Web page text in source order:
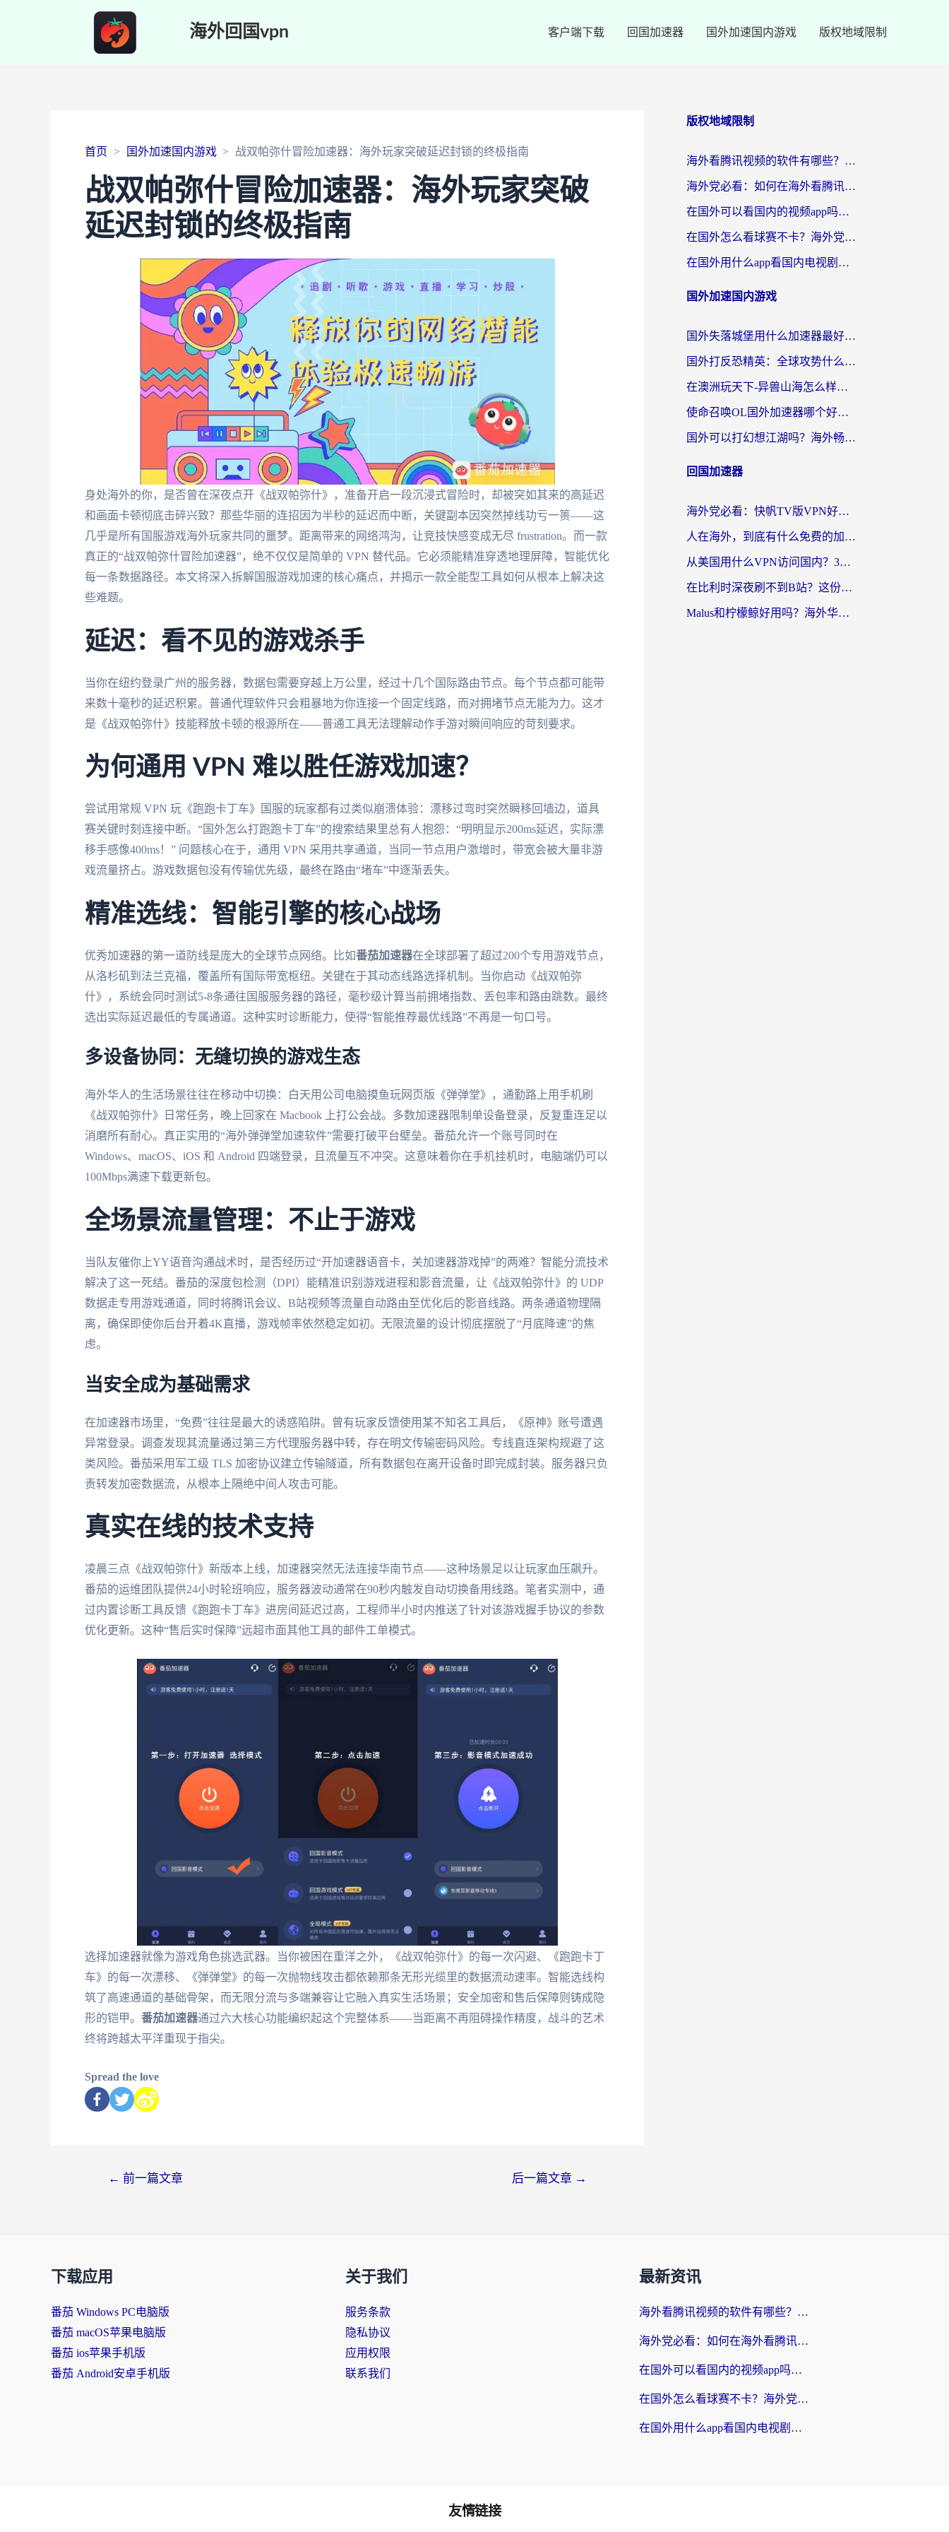
海外回国vpn 客户端下载 回国加速器 国外加速国内游戏 版权地域限制
首页 国外加速国内游戏 战双帕弥什冒险加速器：海外玩家突破延迟封锁的终极指南
战双帕弥什冒险加速器：海外玩家突破
延迟封锁的终极指南
身处海外的你，是否曾在深夜点开《战双帕弥什》，准备开启一段沉浸式冒险时，却被突如其来的高延迟
和画面卡顿彻底击碎兴致？那些华丽的连招因为半秒的延迟而中断，关键副本因突然掉线功亏一篑——这
几乎是所有国服游戏海外玩家共同的噩梦。距离带来的网络鸿沟，让竞技快感变成无尽 frustration。而一款
真正的“战双帕弥什冒险加速器”，绝不仅仅是简单的 VPN 替代品。它必须能精准穿透地理屏障，智能优化
每一条数据路径。本文将深入拆解国服游戏加速的核心痛点，并揭示一款全能型工具如何从根本上解决这
些难题。
延迟：看不见的游戏杀手
当你在纽约登录广州的服务器，数据包需要穿越上万公里，经过十几个国际路由节点。每个节点都可能带
来数十毫秒的延迟积累。普通代理软件只会粗暴地为你连接一个固定线路，而对拥堵节点无能为力。这才
是《战双帕弥什》技能释放卡顿的根源所在——普通工具无法理解动作手游对瞬间响应的苛刻要求。
为何通用 VPN 难以胜任游戏加速？
尝试用常规 VPN 玩《跑跑卡丁车》国服的玩家都有过类似崩溃体验：漂移过弯时突然瞬移回墙边，道具
赛关键时刻连接中断。“国外怎么打跑跑卡丁车”的搜索结果里总有人抱怨：“明明显示200ms延迟，实际漂
移手感像400ms！” 问题核心在于，通用 VPN 采用共享通道，当同一节点用户激增时，带宽会被大量非游
戏流量挤占。游戏数据包没有传输优先级，最终在路由“堵车”中逐渐丢失。
精准选线：智能引擎的核心战场
优秀加速器的第一道防线是庞大的全球节点网络。比如番茄加速器在全球部署了超过200个专用游戏节点，
从洛杉矶到法兰克福，覆盖所有国际带宽枢纽。关键在于其动态线路选择机制。当你启动《战双帕弥
什》，系统会同时测试5-8条通往国服服务器的路径，毫秒级计算当前拥堵指数、丢包率和路由跳数。最终
选出实际延迟最低的专属通道。这种实时诊断能力，使得“智能推荐最优线路”不再是一句口号。
多设备协同：无缝切换的游戏生态
海外华人的生活场景往往在移动中切换：白天用公司电脑摸鱼玩网页版《弹弹堂》，通勤路上用手机刷
《战双帕弥什》日常任务，晚上回家在 Macbook 上打公会战。多数加速器限制单设备登录，反复重连足以
消磨所有耐心。真正实用的“海外弹弹堂加速软件”需要打破平台壁垒。番茄允许一个账号同时在
Windows、macOS、iOS 和 Android 四端登录，且流量互不冲突。这意味着你在手机挂机时，电脑端仍可以
100Mbps满速下载更新包。
全场景流量管理：不止于游戏
当队友催你上YY语音沟通战术时，是否经历过“开加速器语音卡，关加速器游戏掉”的两难？智能分流技术
解决了这一死结。番茄的深度包检测（DPI）能精准识别游戏进程和影音流量，让《战双帕弥什》的 UDP
数据走专用游戏通道，同时将腾讯会议、B站视频等流量自动路由至优化后的影音线路。两条通道物理隔
离，确保即使你后台开着4K直播，游戏帧率依然稳定如初。无限流量的设计彻底摆脱了“月底降速”的焦
虑。
当安全成为基础需求
在加速器市场里，“免费”往往是最大的诱惑陷阱。曾有玩家反馈使用某不知名工具后，《原神》账号遭遇
异常登录。调查发现其流量通过第三方代理服务器中转，存在明文传输密码风险。专线直连架构规避了这
类风险。番茄采用军工级 TLS 加密协议建立传输隧道，所有数据包在离开设备时即完成封装。服务器只负
责转发加密数据流，从根本上隔绝中间人攻击可能。
真实在线的技术支持
凌晨三点《战双帕弥什》新版本上线，加速器突然无法连接华南节点——这种场景足以让玩家血压飙升。
番茄的运维团队提供24小时轮班响应，服务器波动通常在90秒内触发自动切换备用线路。笔者实测中，通
过内置诊断工具反馈《跑跑卡丁车》进房间延迟过高，工程师半小时内推送了针对该游戏握手协议的参数
优化更新。这种“售后实时保障”远超市面其他工具的邮件工单模式。
选择加速器就像为游戏角色挑选武器。当你被困在重洋之外，《战双帕弥什》的每一次闪避、《跑跑卡丁
车》的每一次漂移、《弹弹堂》的每一次抛物线攻击都依赖那条无形光缆里的数据流动速率。智能选线构
筑了高速通道的基础骨架，而无限分流与多端兼容让它融入真实生活场景；安全加密和售后保障则铸成隐
形的铠甲。 番茄加速器通过六大核心功能编织起这个完整体系——当距离不再阻碍操作精度，战斗的艺术
终将跨越太平洋重现于指尖。
Spread the love
← 前一篇文章 后一篇文章 →
版权地域限制
海外看腾讯视频的软件有哪些？2026实测有效，留学生都在用的回国加速器指南
海外党必看：如何在海外看腾讯体育？解决赛事直播地区限制的终极指南
在国外可以看国内的视频app吗知乎？海外党亲测有效的追剧加速方案
在国外怎么看球赛不卡？海外党专属体育直播自由指南
在国外用什么app看国内电视剧？3步解决版权限制+卡顿难题
国外加速国内游戏
国外失落城堡用什么加速器最好？一份来自老玩家的真实指南
国外打反恐精英：全球攻势什么加速器好用？2026海外玩家国服游戏加速终极指南
在澳洲玩天下-异兽山海怎么样才能不卡？一份给南半球玩家的自救指南
使命召唤OL国外加速器哪个好用？海外玩家亲测的国服游戏加速终极指南
国外可以打幻想江湖吗？海外畅玩国服游戏的终极指南
回国加速器
海外党必看：快帆TV版VPN好用吗？和Easyback VPN对比哪个回国效果更好？附2026真实测评
人在海外，到底有什么免费的加速器能让我安心追剧打游戏？
从美国用什么VPN访问国内？3年海外党亲测：选对工具才能无缝刷B站、看腾讯视频
在比利时深夜刷不到B站？这份回国加速器避坑指南请收好
Malus和柠檬鲸好用吗？海外华人亲测：回国加速器怎么选才不踩坑？
下载应用
番茄 Windows PC电脑版
番茄 macOS苹果电脑版
番茄 ios苹果手机版
番茄 Android安卓手机版
关于我们
服务条款
隐私协议
应用权限
联系我们
最新资讯
海外看腾讯视频的软件有哪些？2026实测有效，留学生都在用的回国加速器指南
海外党必看：如何在海外看腾讯体育？解决赛事直播地区限制的终极指南
在国外可以看国内的视频app吗知乎？海外党亲测有效的追剧加速方案
在国外怎么看球赛不卡？海外党专属体育直播自由指南
在国外用什么app看国内电视剧？3步解决版权限制+卡顿难题
友情链接